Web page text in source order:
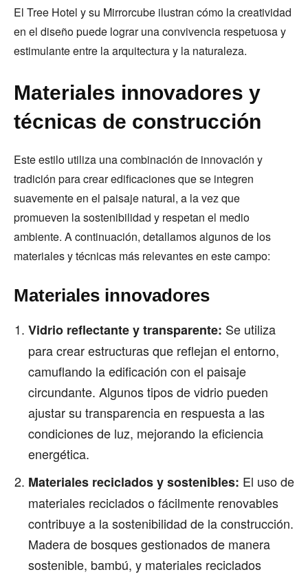
El Tree Hotel y su Mirrorcube ilustran cómo la creatividad
en el diseño puede lograr una convivencia respetuosa y
estimulante entre la arquitectura y la naturaleza.
Materiales innovadores y
técnicas de construcción
Este estilo utiliza una combinación de innovación y
tradición para crear edificaciones que se integren
suavemente en el paisaje natural, a la vez que
promueven la sostenibilidad y respetan el medio
ambiente. A continuación, detallamos algunos de los
materiales y técnicas más relevantes en este campo:
Materiales innovadores
Vidrio reflectante y transparente: Se utiliza
para crear estructuras que reflejan el entorno,
camuflando la edificación con el paisaje
circundante. Algunos tipos de vidrio pueden
ajustar su transparencia en respuesta a las
condiciones de luz, mejorando la eficiencia
energética.
Materiales reciclados y sostenibles: El uso de
materiales reciclados o fácilmente renovables
contribuye a la sostenibilidad de la construcción.
Madera de bosques gestionados de manera
sostenible, bambú, y materiales reciclados